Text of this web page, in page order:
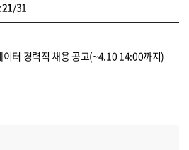
21/31
이터 경력직 채용 공고(~4.10 14:00까지)